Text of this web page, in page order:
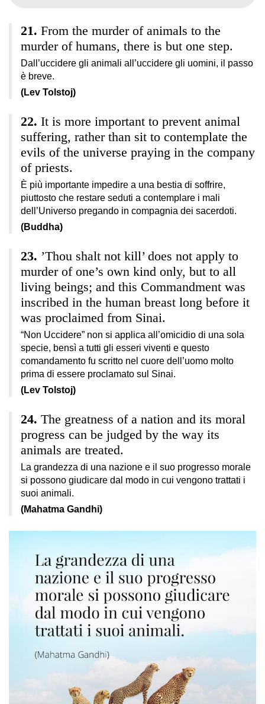
From the murder of animals to the
murder of humans, there is but one step.
Dall’uccidere gli animali all’uccidere gli uomini, il passo
è breve.
(Lev Tolstoj)
It is more important to prevent animal
suffering, rather than sit to contemplate the
evils of the universe praying in the company
of priests.
È più importante impedire a una bestia di soffrire,
piuttosto che restare seduti a contemplare i mali
dell’Universo pregando in compagnia dei sacerdoti.
(Buddha)
’Thou shalt not kill’ does not apply to
murder of one’s own kind only, but to all
living beings; and this Commandment was
inscribed in the human breast long before it
was proclaimed from Sinai.
“Non Uccidere” non si applica all’omicidio di una sola
specie, bensì a tutti gli esseri viventi e questo
comandamento fu scritto nel cuore dell’uomo molto
prima di essere proclamato sul Sinai.
(Lev Tolstoj)
The greatness of a nation and its moral
progress can be judged by the way its
animals are treated.
La grandezza di una nazione e il suo progresso morale
si possono giudicare dal modo in cui vengono trattati i
suoi animali.
(Mahatma Gandhi)